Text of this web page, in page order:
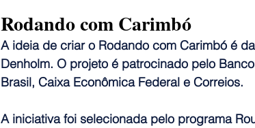
Rodando com Carimbó
A ideia de criar o Rodando com Carimbó é
Denholm. O projeto é patrocinado pelo
Brasil, Caixa Econômica Federal e Correios.
A iniciativa foi selecionada pelo programa